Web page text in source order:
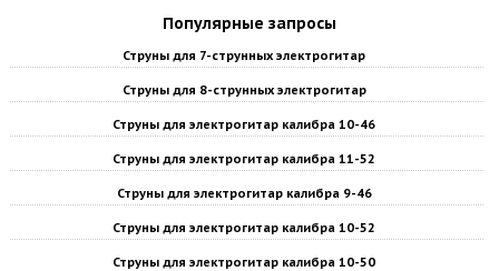
Популярные запросы
Струны для 7-струнных электрогитар
Струны для 8-струнных электрогитар
Струны для электрогитар калибра 10-46
Струны для электрогитар калибра 11-52
Струны для электрогитар калибра 9-46
Струны для электрогитар калибра 10-52
Струны для электрогитар калибра 10-50